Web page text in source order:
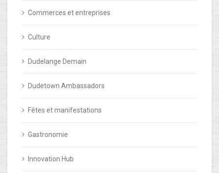
Commerces et entreprises
Culture
Dudelange Demain
Dudetown Ambassadors
Fêtes et manifestations
Gastronomie
Innovation Hub